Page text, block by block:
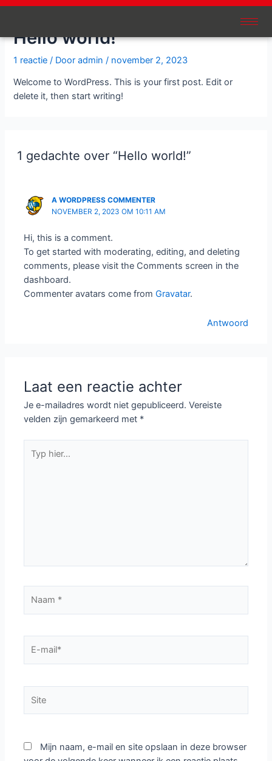
Ga
Hello world!
1 reactie / Dooradmin/ november 2, 2023
Welcome to WordPress. This is your first post. Edit or
delete it, then start writing!
1 gedachte over “Hello world!”
A WORDPRESS COMMENTER
NOVEMBER 2, 2023 OM 10:11 AM
Hi, this is a comment.
To get started with moderating, editing, and deleting
comments, please visit the Comments screen in the
dashboard.
Commenter avatars come fromGravatar.
Antwoord
Laat een reactie achter
Je e-mailadres wordt niet gepubliceerd. Vereiste
velden zijn gemarkeerd met *
hier...
mail*
Mijn naam, e-mail en site opslaan in deze browser